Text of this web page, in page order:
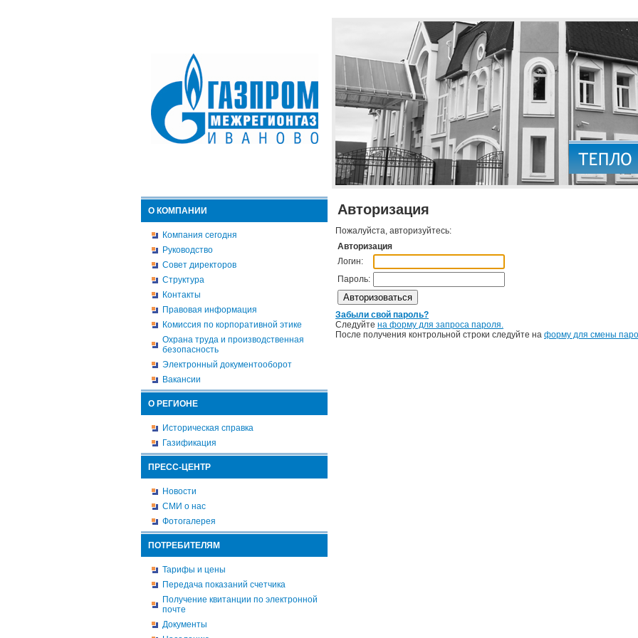
О КОМПАНИИ
Компания сегодня
Руководство
Совет директоров
Структура
Контакты
Правовая информация
Комиссия по корпоративной этике
Охрана труда и производственная
безопасность
Электронный документооборот
Вакансии
О РЕГИОНЕ
Историческая справка
Газификация
ПРЕСС-ЦЕНТР
Новости
СМИ о нас
Фотогалерея
ПОТРЕБИТЕЛЯМ
Тарифы и цены
Передача показаний счетчика
Получение квитанции по электронной
почте
Документы
Авторизация
Пожалуйста, авторизуйтесь:
Авторизация
Логин:
Пароль:
Забыли свой пароль?
Следуйте на форму для запроса пароля.
После получения контрольной строки следуйте на форму для смены